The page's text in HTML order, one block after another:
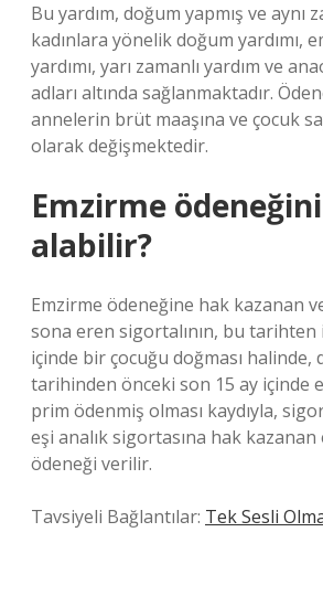
Bu yardım, doğum yapmış ve aynı
kadınlara yönelik doğum yardımı,
yardımı, yarı zamanlı yardım ve
adları altında sağlanmaktadır.
annelerin brüt maaşına ve çocuk
olarak değişmektedir.
Emzirme
alabilir?
Emzirme ödeneğine hak kazanan
sona eren sigortalının, bu
içinde bir çocuğu doğması halinde,
tarihinden önceki son 15 ay içinde
prim ödenmiş olması kaydıyla,
eşi analık sigortasına hak
ödeneği verilir.
Tavsiyeli Bağlantılar: Tek Sesli